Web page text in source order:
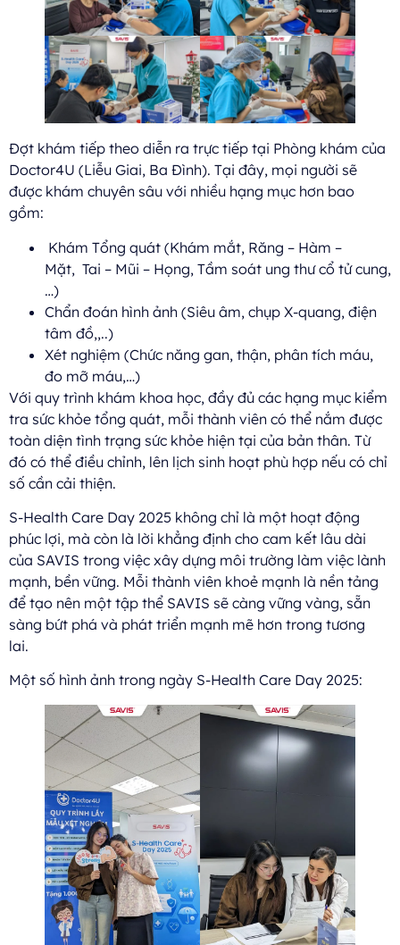
Đợt khám tiếp theo diễn ra trực tiếp tại Phòng khám của
Doctor4U (Liễu Giai, Ba Đình). Tại đây, mọi người sẽ
được khám chuyên sâu với nhiều hạng mục hơn bao
gồm:
Khám Tổng quát (Khám mắt, Răng – Hàm –
Mặt, Tai – Mũi – Họng, Tầm soát ung thư cổ tử cung,
…)
Chẩn đoán hình ảnh (Siêu âm, chụp X-quang, điện
tâm đồ,,..)
Xét nghiệm (Chức năng gan, thận, phân tích máu,
đo mỡ máu,…)
Với quy trình khám khoa học, đầy đủ các hạng mục kiểm
tra sức khỏe tổng quát, mỗi thành viên có thể nắm được
toàn diện tình trạng sức khỏe hiện tại của bản thân. Từ
đó có thể điều chỉnh, lên lịch sinh hoạt phù hợp nếu có chỉ
số cần cải thiện.
S-Health Care Day 2025 không chỉ là một hoạt động
phúc lợi, mà còn là lời khẳng định cho cam kết lâu dài
của SAVIS trong việc xây dựng môi trường làm việc lành
mạnh, bền vững. Mỗi thành viên khoẻ mạnh là nền tảng
để tạo nên một tập thể SAVIS sẽ càng vững vàng, sẵn
sàng bứt phá và phát triển mạnh mẽ hơn trong tương
lai.
Một số hình ảnh trong ngày S-Health Care Day 2025: